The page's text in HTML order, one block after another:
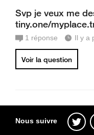
Svp je veux me
tiny.one/
1 réponse Il y a
Voir la question
Nous suivre